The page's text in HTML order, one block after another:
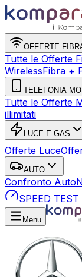
OFFERTE
Tutte le Offerte
WirelessFibra +
TELEFONIA
Tutte le Offerte
illimitati
LUCE E GAS
Offerte Luce
AUTO
Confronto Auto
SPEED TEST
Menu